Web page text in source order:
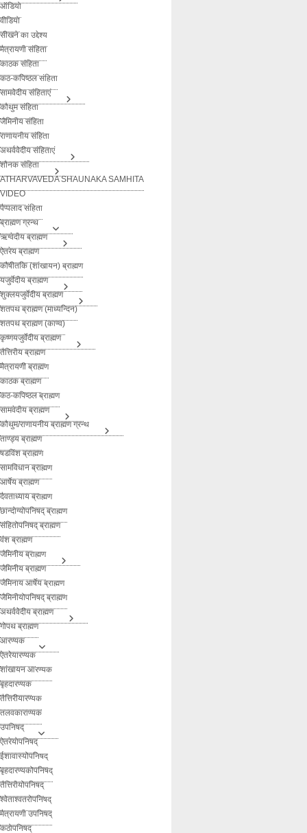
ऑडियो
वीडियो
सीखने का उद्देश्य
मैत्रायणी संहिता
काठक संहिता
कठ-कपिष्ठल संहिता
सामवेदीय संहिताएं
कौथुम संहिता
जैमिनीय संहिता
राणायनीय संहिता
अथर्ववेदीय संहिताएं
शौनक संहिता
ATHARVAVEDA SHAUNAKA SAMHITA
VIDEO
पैप्पलाद संहिता
ब्राह्मण ग्रन्थ
ऋग्वेदीय ब्राह्मण
ऐतरेय ब्राह्मण
कौषीतकि (शांखायन) ब्राह्मण
यजुर्वेदीय ब्राह्मण
शुक्लयजुर्वेदीय ब्राह्मण
शतपथ ब्राह्मण (माध्यन्दिन)
शतपथ ब्राह्मण (काण्व)
कृष्णयजुर्वेदीय ब्राह्मण
तैत्तिरीय ब्राह्मण
मैत्रायणी ब्राह्मण
काठक ब्राह्मण
कठ-कपिष्ठल ब्राह्मण
सामवेदीय ब्राह्मण
कौथुम/राणायनीय ब्राह्मण ग्रन्थ
ताण्ड्य ब्राह्मण
षडविंश ब्राह्मण
सामविधान ब्राह्मण
आर्षेय ब्राह्मण
दैवताध्याय ब्राह्मण
छान्दोग्योपनिषद् ब्राह्मण
संहितोपनिषद् ब्राह्मण
वंश ब्राह्मण
जैमिनीय ब्राह्मण
जैमिनीय ब्राह्मण
जैमिनाय आर्षेय ब्राह्मण
जैमिनीयोपनिषद् ब्राह्मण
अथर्ववेदीय ब्राह्मण
गोपथ ब्राह्मण
आरण्यक
ऐतरेयारण्यक
शांखायन आरण्यक
बृहदारण्यक
तैत्तिरीयारण्यक
तलवकाराण्यक
उपनिषद्
ऐतरेयोपनिषद्
ईशावास्योपनिषद्
बृहदारण्यकोपनिषद्
तैत्तिरीयोपनिषद्
श्वेताश्वतरोपनिषद्
मैत्रायणी उपनिषद्
कठोपनिषद्